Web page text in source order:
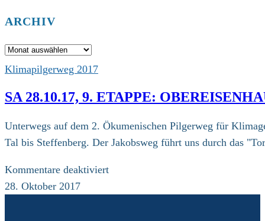
ARCHIV
Archiv
Klimapilgerweg 2017
SA 28.10.17, 9. ETAPPE:
Unterwegs auf dem 2. Ökumenischen Pilgerweg für
Tal bis Steffenberg. Der Jakobsweg führt uns durch das
Kommentare deaktiviertfür
28. Oktober 2017